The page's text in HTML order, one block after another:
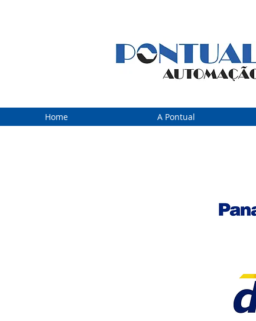
Home A Pontual